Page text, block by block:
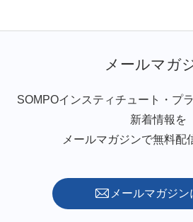
メールマガ
SOMPOインスティチュート・プ
新着情報を
メールマガジンで無料配
メールマガジン